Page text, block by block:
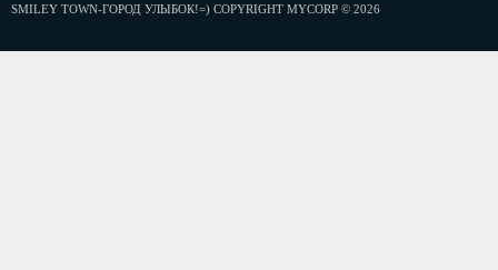
SMILEY TOWN-ГОРОД УЛЫБОК!=) COPYRIGHT MYCORP © 2026